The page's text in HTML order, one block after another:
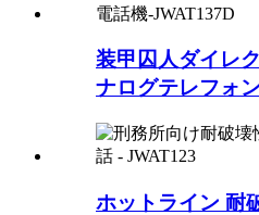
装甲囚人ダイレ
ナログテレフォ
ホットライン 耐